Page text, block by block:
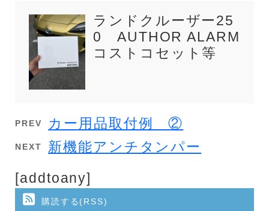
ランドクルーザー25
0 AUTHOR ALARM
コストコセット等
PREV カー用品取付例 ②
NEXT 新機能アンチタンパー
[addtoany]
購読する(RSS)